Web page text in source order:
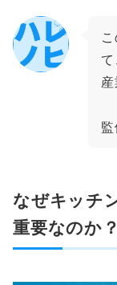
なぜキッチ
重要なのか？